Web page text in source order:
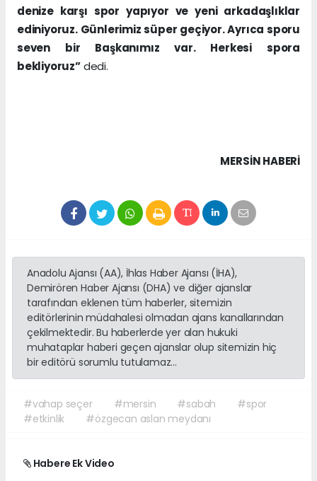
denize karşı spor yapıyor ve yeni arkadaşlıklar
ediniyoruz. Günlerimiz süper geçiyor. Ayrıca sporu
seven bir Başkanımız var. Herkesi spora
bekliyoruz”dedi.
MERSIN HABERİ
Anadolu Ajansı (AA), İhlas Haber Ajansı (İHA),
Demirören Haber Ajansı (DHA) ve diğer ajanslar
tarafından eklenen tüm haberler, sitemizin
editörlerinin müdahalesi olmadan ajans kanallarından
çekilmektedir. Bu haberlerde yer alan hukuki
muhataplar haberi geçen ajanslar olup sitemizin hiç
bir editörü sorumlu tutulamaz...
#vahap seçer #mersin #sabah
#spor
#etkinlik
#özgecan aslan meydanı
Habere Ek Video